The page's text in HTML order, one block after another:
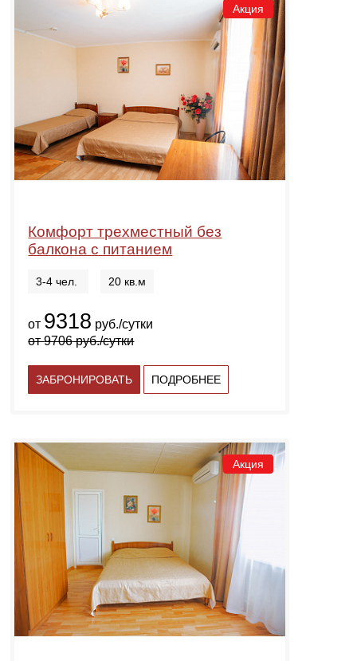
Акция
Комфорт трехместный без
балкона с питанием
3-4 чел. 20 кв.м
от 9318 руб./сутки
от9706руб./сутки
ЗАБРОНИРОВАТЬ ПОДРОБНЕЕ
Акция